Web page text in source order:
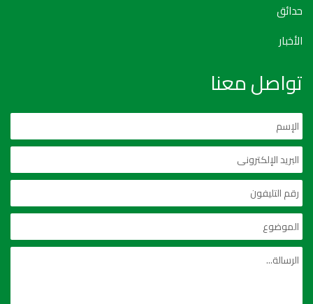
حدائق
الأخبار
تواصل معنا